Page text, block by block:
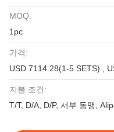
MOQ:
1pc
가격:
지불 조건:
T/T, D/A, D/P, 서부 동맹,